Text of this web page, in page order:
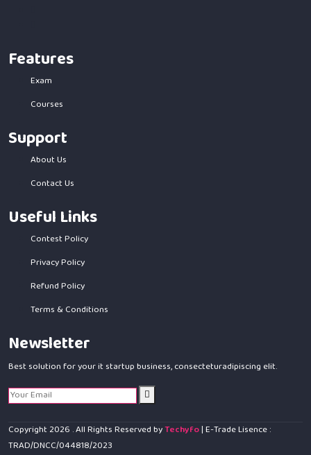
Features
Exam
Courses
Support
About Us
Contact Us
Useful Links
Contest Policy
Privacy Policy
Refund Policy
Terms & Conditions
Newsletter
Best solution for your it startup business, consecteturadipiscing elit.
Copyright 2026 . All Rights Reserved byTechyfo| E-Trade Lisence :
TRAD/DNCC/044818/2023